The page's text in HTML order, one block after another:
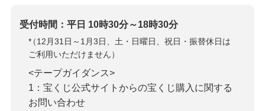
受付時間：平日 10時30分～18時30分
*
（12月31日～1月3日、土・日曜日、祝日・振替休日は
ご利用いただけません）
<テープガイダンス>
1：宝くじ公式サイトからの宝くじ購入に関する
お問い合わせ